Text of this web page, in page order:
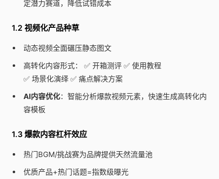
定潜力赛道，降低试错成本
1.2 视频化产品种草
动态视频全面碾压静态图文
高转化内容形式： ✅ 开箱测评 ✅ 使用教程
✅ 场景化演绎 ✅ 痛点解决方案
AI内容优化：智能分析爆款视频元素，快速生成高转化内
容模板
1.3 爆款内容杠杆效应
热门BGM/挑战赛为品牌提供天然流量池
优质产品+热门话题=指数级曝光